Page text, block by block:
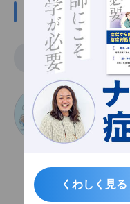
くわしく見る
くわしく見る
この記事の関係
執筆
えきすぱーとなー
エキスパー